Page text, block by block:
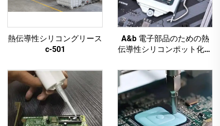
熱伝導性シリコングリース
c-501
A&b 電子部品のための熱
伝導性シリコンポット化合